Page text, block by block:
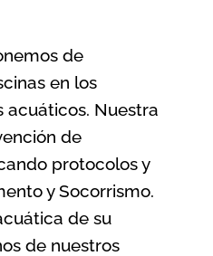
de
en los
acuáticos. Nuestra
de
protocolos y
y Socorrismo.
de su
de nuestros